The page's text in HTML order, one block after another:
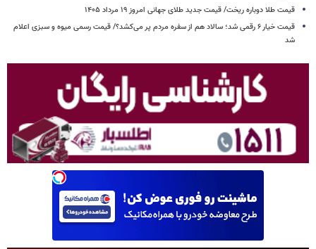
قیمت طلا دوباره ریخت/ قیمت جدید طلای جهانی امروز ۱۹ مرداد ۱۴۰۵
قیمت خیار ۶ رقمی شد؛ سالاد هم از سفره مردم پر می‌کشد؟/ قیمت رسمی میوه و سبزی اعلام
شد